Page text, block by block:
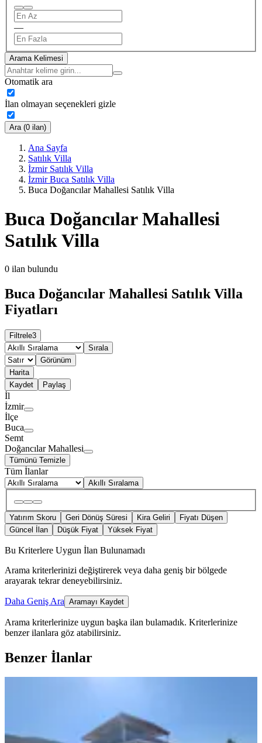
—
Arama Kelimesi
Otomatik ara
İlan olmayan seçenekleri gizle
Ara (0 ilan)
Ana Sayfa
Satılık Villa
İzmir Satılık Villa
İzmir Buca Satılık Villa
Buca Doğancılar Mahallesi Satılık Villa
Buca Doğancılar Mahallesi
Satılık Villa
0 ilan bulundu
Buca Doğancılar Mahallesi Satılık Villa
Fiyatları
Filtrele3
Sırala
Görünüm
Harita
Kaydet
Paylaş
İl
İzmir
İlçe
Buca
Semt
Doğancılar Mahallesi
Tümünü Temizle
Tüm İlanlar
Akıllı Sıralama
Yatırım Skoru Geri Dönüş Süresi Kira Geliri
Fiyatı Düşen
Güncel İlan
Düşük Fiyat Yüksek Fiyat
Bu Kriterlere Uygun İlan Bulunamadı
Arama kriterlerinizi değiştirerek veya daha geniş bir bölgede
arayarak tekrar deneyebilirsiniz.
Daha Geniş Ara Aramayı Kaydet
Arama kriterlerinize uygun başka ilan bulamadık. Kriterlerinize
benzer ilanlara göz atabilirsiniz.
Benzer İlanlar
Buca, Kırklar Mahallesi